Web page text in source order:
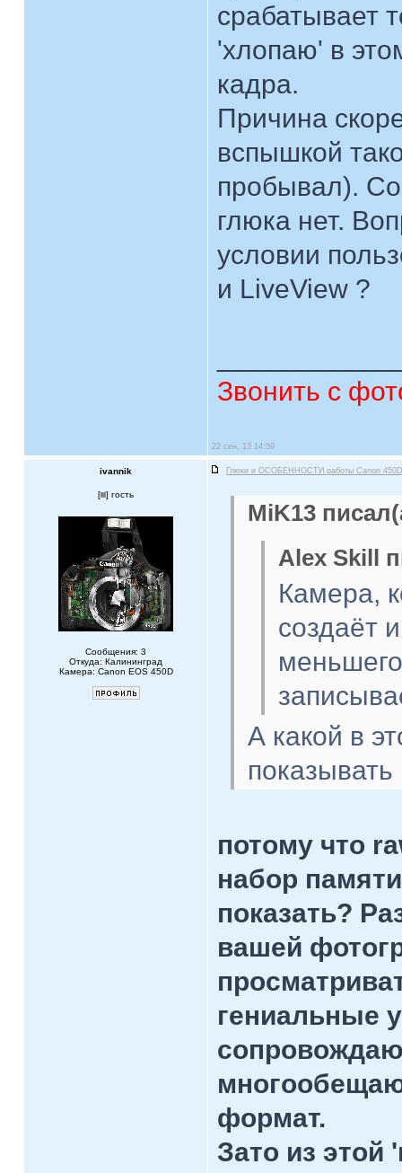
срабатывает
'хлопаю' в
кадра.
Причина
вспышкой
пробывал). Со
глюка нет.
условии
и LiveView ?
Звонить с
22 сен, 13 14:59
ivannik Глюки и ОСОБЕННОСТИ работы Canon 450D
[ ] гость
Сообщения: 3
Откуда: Калининград
Камера: Canon EOS 450D
MiK13
Alex Skill
Камера,
создаёт
А какой в
потому что
набор
показать?
вашей
гениальные
формат.
Зато из